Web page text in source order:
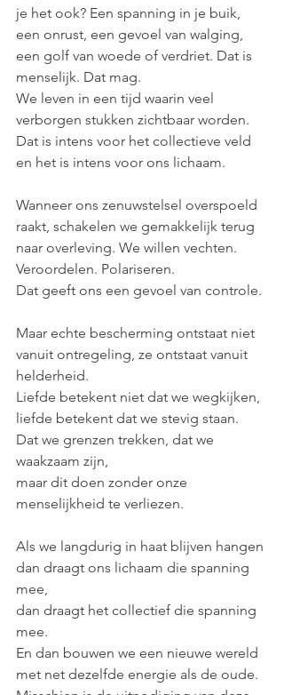
je het ook? Een spanning in je buik,
een onrust, een gevoel van walging,
een golf van woede of verdriet. Dat is
menselijk. Dat mag.
We leven in een tijd waarin veel
verborgen stukken zichtbaar worden.
Dat is intens voor het collectieve veld
en het is intens voor ons lichaam.
Wanneer ons zenuwstelsel overspoeld
raakt, schakelen we gemakkelijk terug
naar overleving. We willen vechten.
Veroordelen. Polariseren.
Dat geeft ons een gevoel van controle.
Maar echte bescherming ontstaat niet
vanuit ontregeling, ze ontstaat vanuit
helderheid.
Liefde betekent niet dat we wegkijken,
liefde betekent dat we stevig staan.
Dat we grenzen trekken, dat we
waakzaam zijn,
maar dit doen zonder onze
menselijkheid te verliezen.
Als we langdurig in haat blijven hangen
dan draagt ons lichaam die spanning
mee,
dan draagt het collectief die spanning
mee.
En dan bouwen we een nieuwe wereld
met net dezelfde energie als de oude.